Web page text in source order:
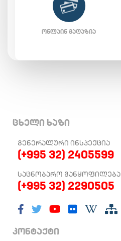
ᲝᲜᲚᲐᲘᲜ ᲛᲐᲦᲐᲖᲘᲐ
ცხელი ხაზი
ᲒᲔᲜᲔᲠᲐᲚᲣᲠᲘ ᲘᲜᲡᲞᲔᲥᲪᲘᲐ
(+995 32) 2405599
ᲡᲐᲪᲜᲝᲑᲐᲠᲝ ᲒᲐᲜᲧᲝᲤᲘᲚᲔᲑᲐ
(+995 32) 2290505
კონტაქტი